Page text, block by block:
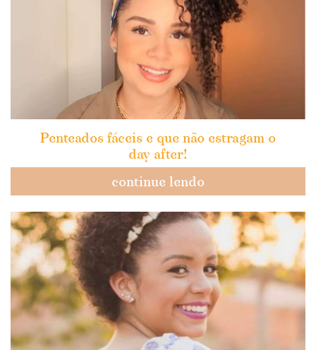
Penteados fáceis e que não estragam o
day after!
continue lendo